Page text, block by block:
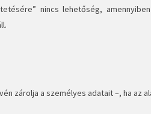
nincs lehetőség,
zárolja a személyes adatait –, ha az